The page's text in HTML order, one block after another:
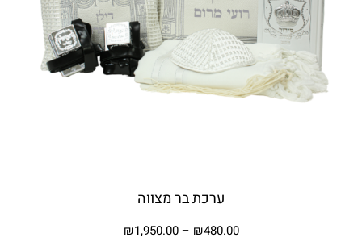
ערכת בר מצווה
₪480.00
–
₪1,950.00